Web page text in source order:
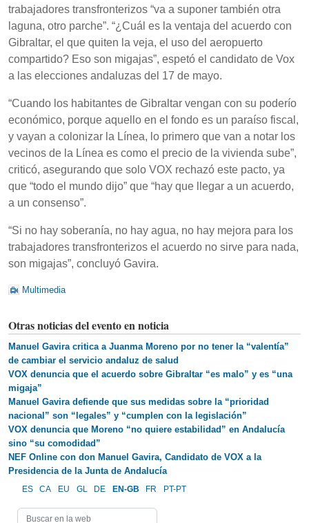
trabajadores transfronterizos “va a suponer también otra
laguna, otro parche”. “¿Cuál es la ventaja del acuerdo con
Gibraltar, el que quiten la veja, el uso del aeropuerto
compartido? Eso son migajas”, espetó el candidato de Vox
a las elecciones andaluzas del 17 de mayo.
“Cuando los habitantes de Gibraltar vengan con su poderío
económico, porque aquello en el fondo es un paraíso fiscal,
y vayan a colonizar la Línea, lo primero que van a notar los
vecinos de la Línea es como el precio de la vivienda sube”,
criticó, asegurando que solo VOX rechazó este pacto, ya
que “todo el mundo dijo” que “hay que llegar a un acuerdo,
a un consenso”.
“Si no hay soberanía, no hay agua, no hay mejora para los
trabajadores transfronterizos el acuerdo no sirve para nada,
son migajas”, concluyó Gavira.
Multimedia
Otras noticias del evento en noticia
Manuel Gavira critica a Juanma Moreno por no tener la “valentía”
de cambiar el servicio andaluz de salud
VOX denuncia que el acuerdo sobre Gibraltar “es malo” y es “una
migaja”
Manuel Gavira defiende que sus medidas sobre la “prioridad
nacional” son “legales” y “cumplen con la legislación”
VOX denuncia que Moreno “no quiere estabilidad” en Andalucía
sino “su comodidad”
NEF Online con don Manuel Gavira, Candidato de VOX a la
Presidencia de la Junta de Andalucía
ES CA EU GL DE EN-GB FR PT-PT